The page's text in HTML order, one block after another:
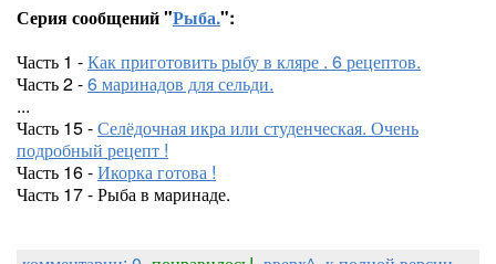
Серия сообщений "Рыба.":
Часть 1 -Как приготовить рыбу в кляре . 6 рецептов.
Часть 2 -6 маринадов для сельди.
...
Часть 15 -Селёдочная икра или студенческая. Очень
подробный рецепт !
Часть 16 -Икорка готова !
Часть 17 - Рыба в маринаде.